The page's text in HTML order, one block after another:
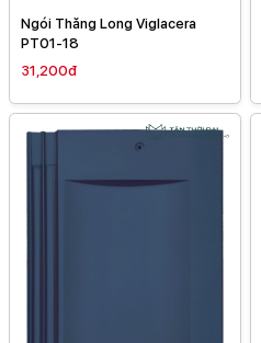
Ngói Thăng Long Viglacera
PT01-18
31,200đ